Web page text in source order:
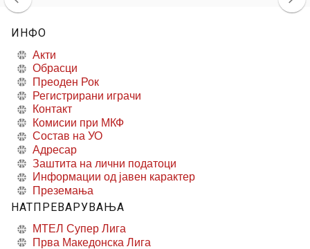
ИНФО
Акти
Обрасци
Преоден Рок
Регистрирани играчи
Контакт
Комисии при МКФ
Состав на УО
Адресар
Заштита на лични податоци
Информации од јавен карактер
Преземања
НАТПРЕВАРУВАЊА
МТЕЛ Супер Лига
Прва Македонска Лига